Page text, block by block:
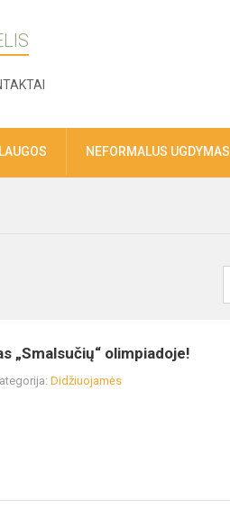
NEFORMALUS UGDYMAS
„Smalsučių“ olimpiadoje!
Didžiuojamės